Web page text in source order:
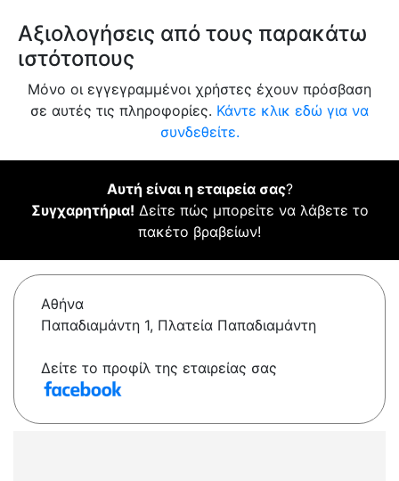
Αξιολογήσεις από τους παρακάτω
ιστότοπους
Μόνο οι εγγεγραμμένοι χρήστες έχουν πρόσβαση
σε αυτές τις πληροφορίες. Κάντε κλικ εδώ για να
συνδεθείτε.
Αυτή είναι η εταιρεία σας?
Συγχαρητήρια! Δείτε πώς μπορείτε να λάβετε το
πακέτο βραβείων!
Αθήνα
Παπαδιαμάντη 1, Πλατεία Παπαδιαμάντη
Δείτε το προφίλ της εταιρείας σας